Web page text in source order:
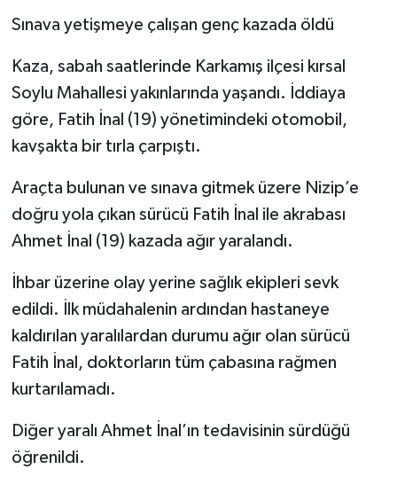
Sınava yetişmeye çalışan genç kazada öldü
Kaza, sabah saatlerinde Karkamış ilçesi kırsal
Soylu Mahallesi yakınlarında yaşandı. İddiaya
göre, Fatih İnal (19) yönetimindeki otomobil,
kavşakta bir tırla çarpıştı.
Araçta bulunan ve sınava gitmek üzere Nizip’e
doğru yola çıkan sürücü Fatih İnal ile akrabası
Ahmet İnal (19) kazada ağır yaralandı.
İhbar üzerine olay yerine sağlık ekipleri sevk
edildi. İlk müdahalenin ardından hastaneye
kaldırılan yaralılardan durumu ağır olan sürücü
Fatih İnal, doktorların tüm çabasına rağmen
kurtarılamadı.
Diğer yaralı Ahmet İnal’ın tedavisinin sürdüğü
öğrenildi.